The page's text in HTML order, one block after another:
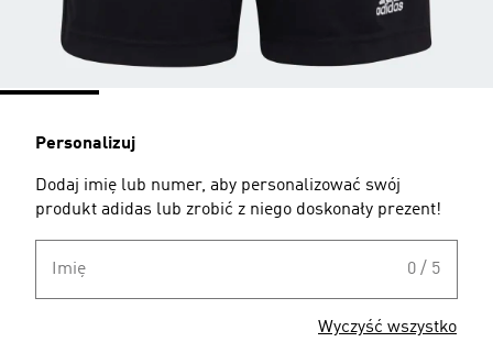
Personalizuj
Dodaj imię lub numer, aby personalizować swój
produkt adidas lub zrobić z niego doskonały prezent!
Imię 0 / 5
Wyczyść wszystko